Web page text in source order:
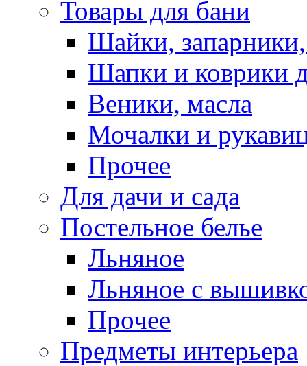
Товары для бани
Шайки,
Шапки и коврики
Веники, масла
Мочалки и
Прочее
Для дачи и сада
Постельное белье
Льняное
Льняное с
Прочее
Предметы интерьера